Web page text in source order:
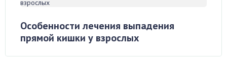
Особенности лечения выпадения
прямой кишки у взрослых